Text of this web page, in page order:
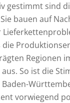
gestimmt sind
bauen auf
die
Regionen
So ist die
vorwiegend